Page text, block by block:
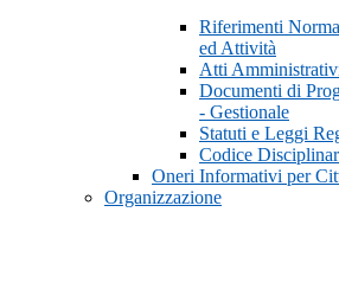
Riferimenti
ed Attività
Atti
Documenti di
- Gestionale
Statuti e Leggi
Codice
Oneri Informativi per
Organizzazione